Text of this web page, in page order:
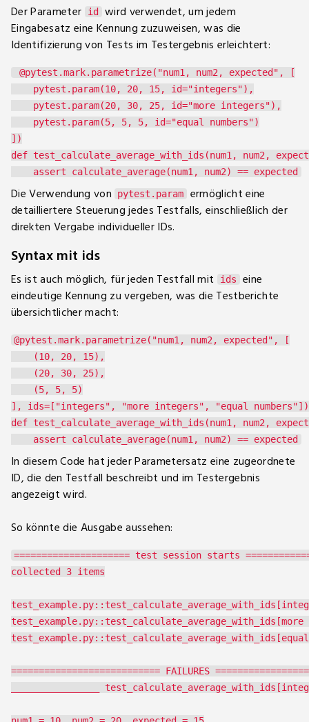
Der Parameter id
wird verwendet, um jedem
Eingabesatz eine Kennung zuzuweisen, was die
Identifizierung von Tests im Testergebnis erleichtert:
@pytest.mark.parametrize("num1, num2, expected", [
    pytest.param(10, 20, 15, id="integers"),
    pytest.param(20, 30, 25, id="more integers"),
    pytest.param(5, 5, 5, id="equal numbers")
])
def test_calculate_average_with_ids(num1, num2,
Die Verwendung von pytest.param
ermöglicht eine
detailliertere Steuerung jedes Testfalls, einschließlich der
direkten Vergabe individueller IDs.
Syntax mit ids
Es ist auch möglich, für jeden Testfall mit ids
eine
eindeutige Kennung zu vergeben, was die Testberichte
übersichtlicher macht:
@pytest.mark.parametrize("num1, num2, expected", [
    (10, 20, 15),
    (20, 30, 25),
    (5, 5, 5)
], ids=["integers", "more integers", "equal numbers"])
def test_calculate_average_with_ids(num1, num2,
In diesem Code hat jeder Parametersatz eine zugeordnete
ID, die den Testfall beschreibt und im Testergebnis
angezeigt wird.
So könnte die Ausgabe aussehen:
===================== test session starts
collected 3 items
test_example.py::test_calculate_average_with_ids[more
test_example.py::test_calculate_average_with_ids[equal
=========================== FAILURES
________________